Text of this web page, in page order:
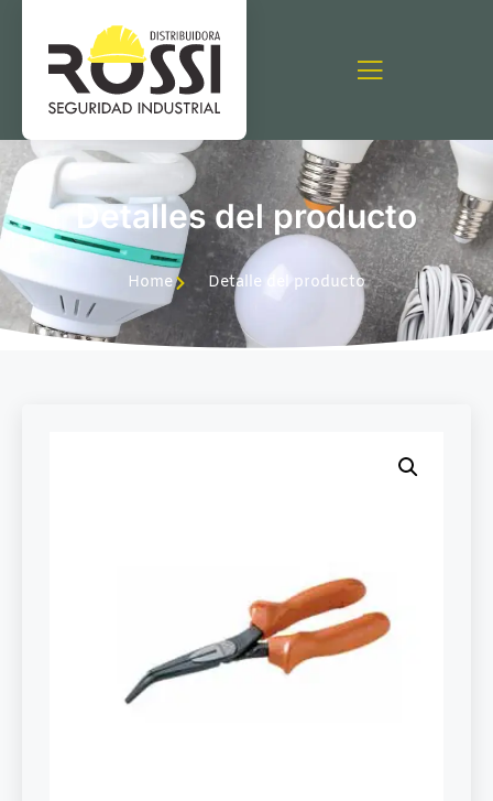
Detalles del producto
Home Detalle del producto